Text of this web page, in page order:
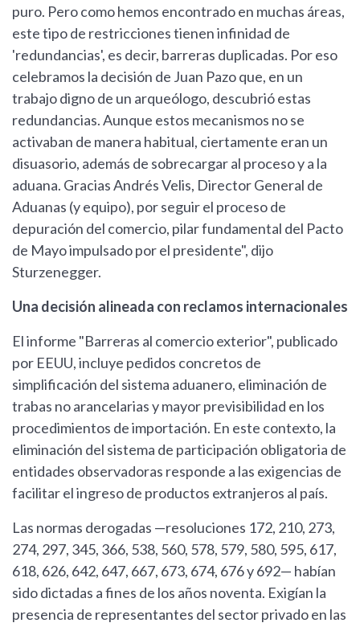
puro. Pero como hemos encontrado en muchas áreas,
este tipo de restricciones tienen infinidad de
'redundancias', es decir, barreras duplicadas. Por eso
celebramos la decisión de Juan Pazo que, en un
trabajo digno de un arqueólogo, descubrió estas
redundancias. Aunque estos mecanismos no se
activaban de manera habitual, ciertamente eran un
disuasorio, además de sobrecargar al proceso y a la
aduana. Gracias Andrés Velis, Director General de
Aduanas (y equipo), por seguir el proceso de
depuración del comercio, pilar fundamental del Pacto
de Mayo impulsado por el presidente", dijo
Sturzenegger.
Una decisión alineada con reclamos internacionales
El informe "Barreras al comercio exterior", publicado
por EEUU, incluye pedidos concretos de
simplificación del sistema aduanero, eliminación de
trabas no arancelarias y mayor previsibilidad en los
procedimientos de importación. En este contexto, la
eliminación del sistema de participación obligatoria de
entidades observadoras responde a las exigencias de
facilitar el ingreso de productos extranjeros al país.
Las normas derogadas —resoluciones 172, 210, 273,
274, 297, 345, 366, 538, 560, 578, 579, 580, 595, 617,
618, 626, 642, 647, 667, 673, 674, 676 y 692— habían
sido dictadas a fines de los años noventa. Exigían la
presencia de representantes del sector privado en las